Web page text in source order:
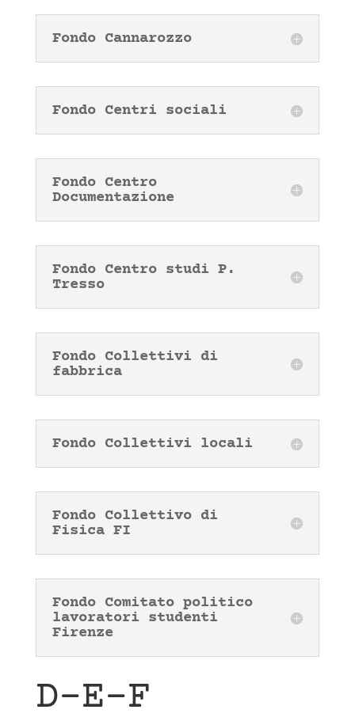
Fondo Cannarozzo
Fondo Centri sociali
Fondo Centro
Documentazione
Fondo Centro studi P.
Tresso
Fondo Collettivi di
fabbrica
Fondo Collettivi locali
Fondo Collettivo di
Fisica FI
Fondo Comitato politico
lavoratori studenti
Firenze
D-E-F